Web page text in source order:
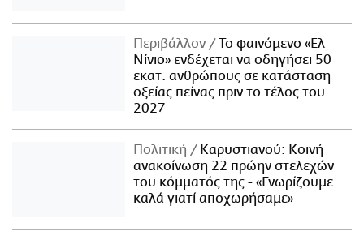
Περιβάλλον
Το φαινόμενο «Ελ
Νίνιο» ενδέχεται να οδηγήσει 50
εκατ. ανθρώπους σε κατάσταση
οξείας πείνας πριν το τέλος του
2027
Πολιτική
Καρυστιανού: Κοινή
ανακοίνωση 22 πρώην στελεχών
του κόμματός της - «Γνωρίζουμε
καλά γιατί αποχωρήσαμε»